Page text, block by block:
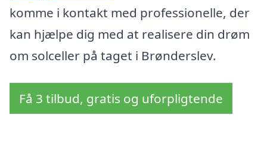
komme i kontakt med professionelle, der
kan hjælpe dig med at realisere din drøm
om solceller på taget i Brønderslev.
Få 3 tilbud, gratis og uforpligtende